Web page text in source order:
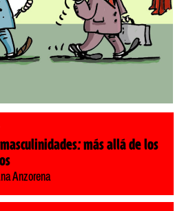
más allá de los
Anzorena